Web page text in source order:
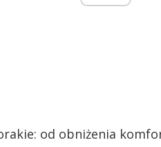
od obniżenia